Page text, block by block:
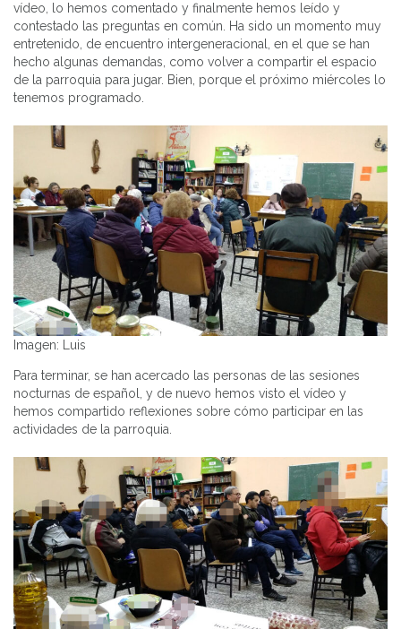
vídeo, lo hemos comentado y finalmente hemos leído y
contestado las preguntas en común. Ha sido un momento muy
entretenido, de encuentro intergeneracional, en el que se han
hecho algunas demandas, como volver a compartir el espacio
de la parroquia para jugar. Bien, porque el próximo miércoles lo
tenemos programado.
Imagen: Luis
Para terminar, se han acercado las personas de las sesiones
nocturnas de español, y de nuevo hemos visto el vídeo y
hemos compartido reflexiones sobre cómo participar en las
actividades de la parroquia.